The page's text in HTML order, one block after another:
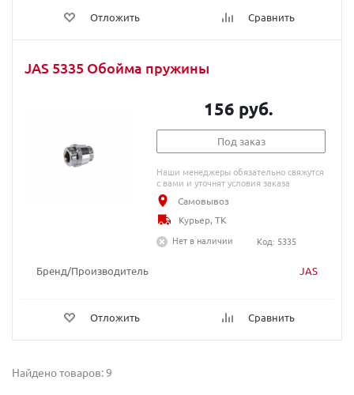
Отложить Сравнить
JAS 5335 Обойма пружины
Бренд/Производитель JAS
Отложить Сравнить
156 руб.
Под заказ
Наши менеджеры обязательно свяжутся
с вами и уточнят условия заказа
Самовывоз
Курьер, ТК
Нет в наличии
Код: 5335
Найдено товаров: 9